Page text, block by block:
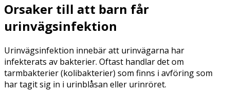
Orsaker till att barn får
urinvägsinfektion
Urinvägsinfektion innebär att urinvägarna har
infekterats av bakterier. Oftast handlar det om
tarmbakterier (kolibakterier) som finns i avföring som
har tagit sig in i urinblåsan eller urinröret.